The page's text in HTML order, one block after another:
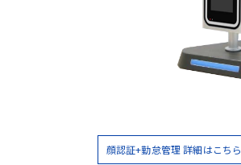
顔認証+勤怠管理 詳細はこちら